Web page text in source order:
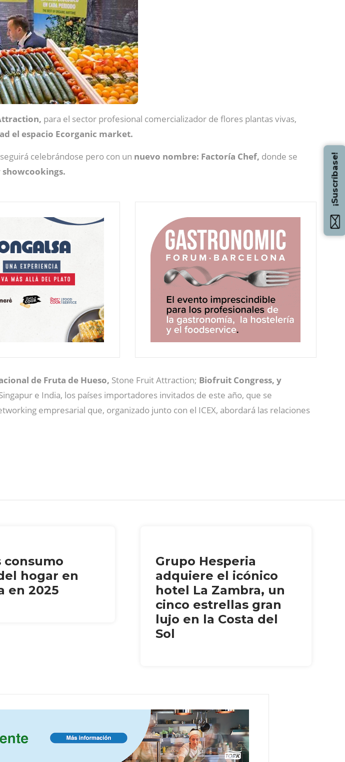
para el sector profesional comercializador de flores plantas vivas,
el espacio Ecorganic market.
celebrándose pero con un nuevo nombre: Factoría Chef, donde se
de Fruta de Hueso, Stone Fruit Attraction; Biofruit Congress, y
e India, los países importadores invitados de este año, que se
empresarial que, organizado junto con el ICEX, abordará las relaciones
consumo
hogar en
en 2025
Grupo Hesperia
adquiere el icónico
hotel La Zambra, un
cinco estrellas gran
lujo en la Costa del
Sol
¡Suscríbase!